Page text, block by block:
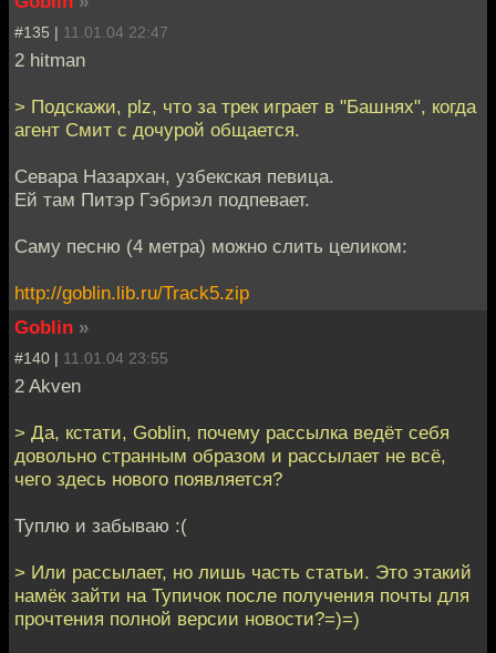
#135 | 11.01.04 22:47
2 hitman
> Подскажи, plz, что за трек играет в "Башнях", когда
агент Смит с дочурой общается.
Севара Назархан, узбекская певица.
Ей там Питэр Гэбриэл подпевает.
Саму песню (4 метра) можно слить целиком:
http://goblin.lib.ru/Track5.zip
Goblin »
#140 | 11.01.04 23:55
2 Akven
> Да, кстати, Goblin, почему рассылка ведёт себя
довольно странным образом и рассылает не всё,
чего здесь нового появляется?
Туплю и забываю :(
> Или рассылает, но лишь часть статьи. Это этакий
намёк зайти на Тупичок после получения почты для
прочтения полной версии новости?=)=)